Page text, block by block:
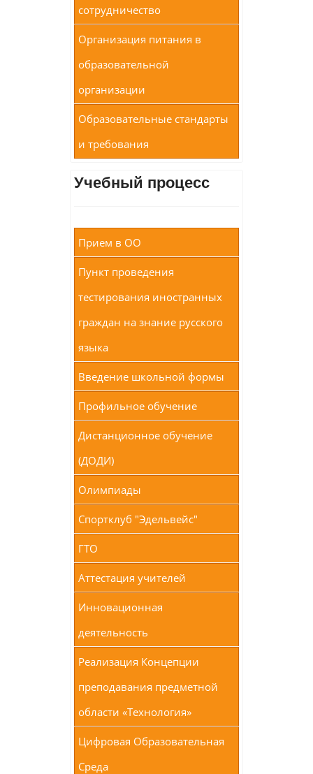
сотрудничество
Организация питания в
образовательной
организации
Образовательные стандарты
и требования
Учебный процесс
Прием в ОО
Пункт проведения
тестирования иностранных
граждан на знание русского
языка
Введение школьной формы
Профильное обучение
Дистанционное обучение
(ДОДИ)
Олимпиады
Спортклуб "Эдельвейс"
ГТО
Аттестация учителей
Инновационная
деятельность
Реализация Концепции
преподавания предметной
области «Технология»
Цифровая Образовательная
Среда